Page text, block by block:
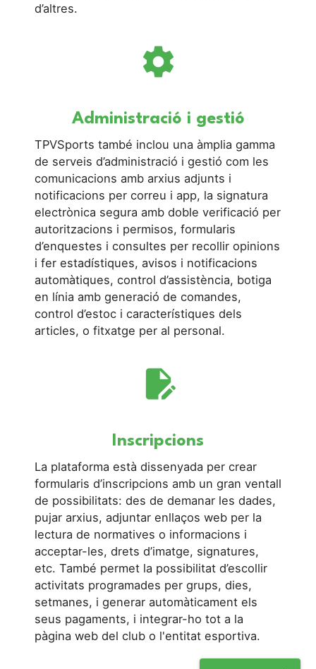
d’altres.
settings
Administració i gestió
TPVSports també inclou una àmplia gamma
de serveis d’administració i gestió com les
comunicacions amb arxius adjunts i
notificacions per correu i app, la signatura
electrònica segura amb doble verificació per
autoritzacions i permisos, formularis
d’enquestes i consultes per recollir opinions
i fer estadístiques, avisos i notificacions
automàtiques, control d’assistència, botiga
en línia amb generació de comandes,
control d’estoc i característiques dels
articles, o fitxatge per al personal.
edit_document
Inscripcions
La plataforma està dissenyada per crear
formularis d’inscripcions amb un gran ventall
de possibilitats: des de demanar les dades,
pujar arxius, adjuntar enllaços web per la
lectura de normatives o informacions i
acceptar-les, drets d’imatge, signatures,
etc. També permet la possibilitat d’escollir
activitats programades per grups, dies,
setmanes, i generar automàticament els
seus pagaments, i integrar-ho tot a la
pàgina web del club o l'entitat esportiva.